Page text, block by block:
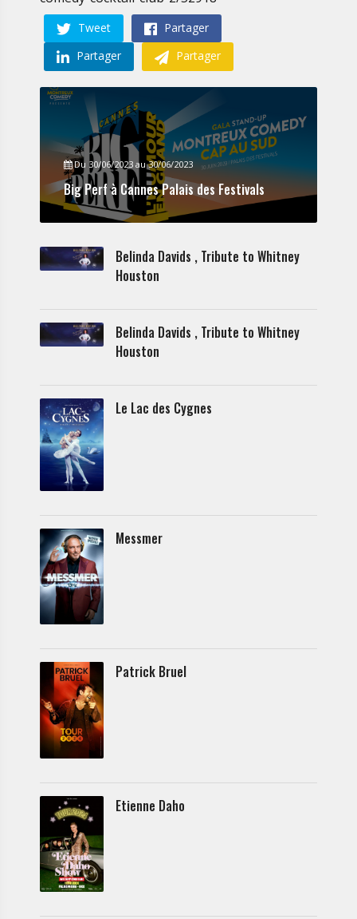
Tweet
Partager
Partager
Partager
Du 30/06/2023 au 30/06/2023
Big Perf à Cannes Palais des Festivals
Belinda Davids , Tribute to Whitney
Houston
Belinda Davids , Tribute to Whitney
Houston
Le Lac des Cygnes
Messmer
Patrick Bruel
Etienne Daho